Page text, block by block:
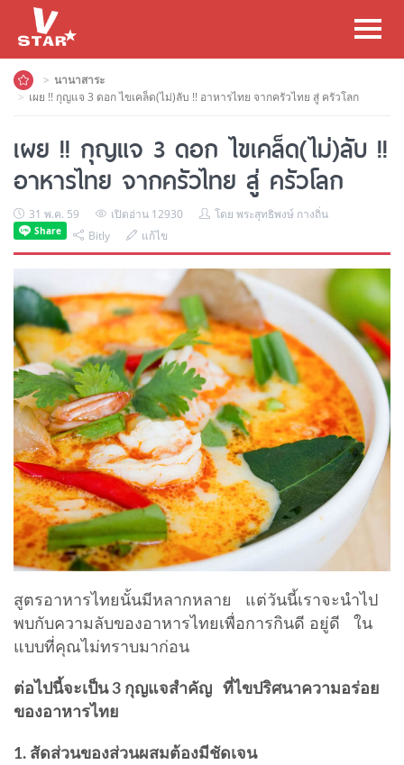
นานาสาระ
เผย !! กุญแจ 3 ดอก ไขเคล็ด(ไม่)ลับ !! อาหารไทย จากครัวไทย สู่ ครัวโลก
เผย !! กุญแจ 3 ดอก ไขเคล็ด(ไม่)ลับ !!
อาหารไทย จากครัวไทย สู่ ครัวโลก
31 พ.ค. 59 เปิดอ่าน 12930
โดย พระสุทธิพงษ์ กางถิ่น
Bitly
แก้ไข
สูตรอาหารไทยนั้นมีหลากหลาย แต่วันนี้เราจะนำไป
พบกับความลับของอาหารไทยเพื่อการกินดี อยู่ดี ใน
แบบที่คุณไม่ทราบมาก่อน
ต่อไปนี้จะเป็น 3 กุญแจสำคัญ ที่ไขปริศนาความอร่อย
ของอาหารไทย
1. สัดส่วนของส่วนผสมต้องมีชัดเจน